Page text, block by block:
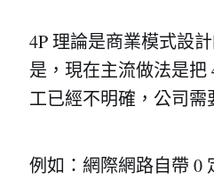
4P 理論是商業模式設
是，現在主流做法是把
工已經不明確，公司需
例如：網際網路自帶 0